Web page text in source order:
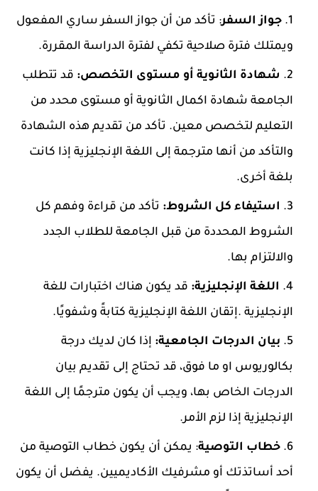
جواز السفر: تأكد من أن جواز السفر ساري المفعول
ويمتلك فترة صلاحية تكفي لفترة الدراسة المقررة.
شهادة الثانوية أو مستوى التخصص: قد تتطلب
الجامعة شهادة اكمال الثانوية أو مستوى محدد من
التعليم لتخصص معين. تأكد من تقديم هذه الشهادة
والتأكد من أنها مترجمة إلى اللغة الإنجليزية إذا كانت
بلغة أخرى.
استيفاء كل الشروط: تأكد من قراءة وفهم كل
الشروط المحددة من قبل الجامعة للطلاب الجدد
والالتزام بها.
اللغة الإنجليزية: قد يكون هناك اختبارات للغة
الإنجليزية .إتقان اللغة الإنجليزية كتابةً وشفويًا.
بيان الدرجات الجامعية: إذا كان لديك درجة
بكالوريوس او ما فوق، قد تحتاج إلى تقديم بيان
الدرجات الخاص بها، ويجب أن يكون مترجمًا إلى اللغة
الإنجليزية إذا لزم الأمر.
خطاب التوصية: يمكن أن يكون خطاب التوصية من
أحد أساتذتك أو مشرفيك الأكاديميين. يفضل أن يكون